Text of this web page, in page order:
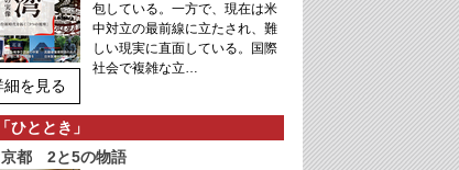
細を見る
包している。一方で、現在は米
中対立の最前線に立たされ、難
しい現実に直面している。国際
社会で複雑な立…
ひととき」
都 2と5の物語